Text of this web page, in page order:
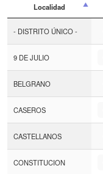
Localidad
- DISTRITO ÚNICO -
9 DE JULIO
BELGRANO
CASEROS
CASTELLANOS
CONSTITUCION